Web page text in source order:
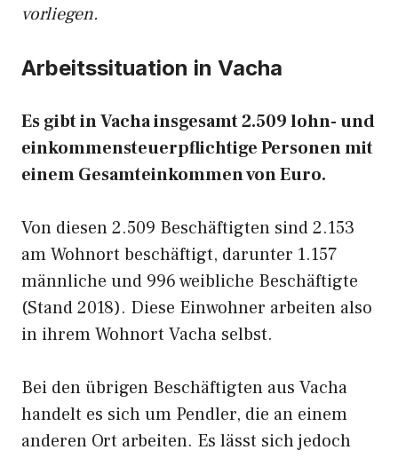
vorliegen.
Arbeitssituation in Vacha
Es gibt in Vacha insgesamt 2.509 lohn- und
einkommensteuerpflichtige Personen mit
einem Gesamteinkommen von Euro.
Von diesen 2.509 Beschäftigten sind 2.153
am Wohnort beschäftigt, darunter 1.157
männliche und 996 weibliche Beschäftigte
(Stand 2018). Diese Einwohner arbeiten also
in ihrem Wohnort Vacha selbst.
Bei den übrigen Beschäftigten aus Vacha
handelt es sich um Pendler, die an einem
anderen Ort arbeiten. Es lässt sich jedoch